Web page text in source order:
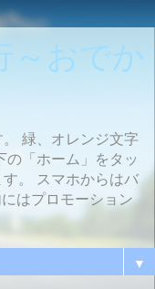
～おでか
緑、オレンジ文字
の「ホーム」をタッ
。 スマホからはバ
はプロモーション
▼